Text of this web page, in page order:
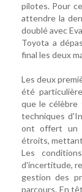
pilotes. Pour
attendre la
doublé avec
Toyota a
final les deux
Les deux
été
que le célèbre
techniques
ont offert un
étroits, mettant
Les
d'incertitude,
gestion des
parcours. En